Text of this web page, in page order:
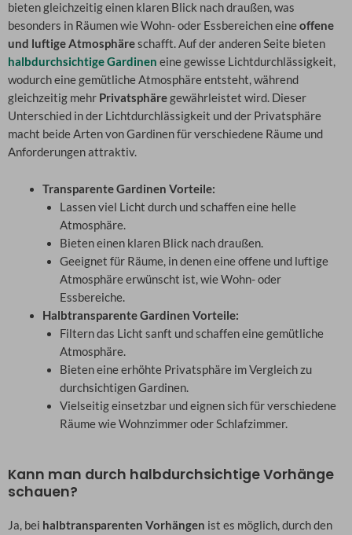
bieten gleichzeitig einen klaren Blick nach draußen, was
besonders in Räumen wie Wohn- oder Essbereichen eineoffene
und luftige Atmosphäreschafft. Auf der anderen Seite bieten
halbdurchsichtige Gardinen eine gewisse Lichtdurchlässigkeit,
wodurch eine gemütliche Atmosphäre entsteht, während
gleichzeitig mehr Privatsphäregewährleistet wird. Dieser
Unterschied in der Lichtdurchlässigkeit und der Privatsphäre
macht beide Arten von Gardinen für verschiedene Räume und
Anforderungen attraktiv.
Transparente Gardinen Vorteile:
Lassen viel Licht durch und schaffen eine helle
Atmosphäre.
Bieten einen klaren Blick nach draußen.
Geeignet für Räume, in denen eine offene und luftige
Atmosphäre erwünscht ist, wie Wohn- oder
Essbereiche.
Halbtransparente Gardinen Vorteile:
Filtern das Licht sanft und schaffen eine gemütliche
Atmosphäre.
Bieten eine erhöhte Privatsphäre im Vergleich zu
durchsichtigen Gardinen.
Vielseitig einsetzbar und eignen sich für verschiedene
Räume wie Wohnzimmer oder Schlafzimmer.
Kann man durch halbdurchsichtige Vorhänge
schauen?
Ja, bei halbtransparenten Vorhängen ist es möglich, durch den